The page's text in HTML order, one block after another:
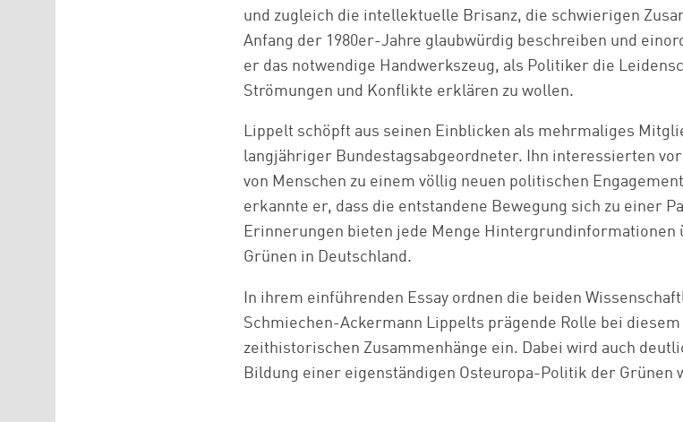
und zugleich die intellektuelle Brisanz, die schwierigen
Anfang der 1980er-Jahre glaubwürdig beschreiben und
er das notwendige Handwerkszeug, als Politiker die
Strömungen und Konflikte erklären zu wollen.
Lippelt schöpft aus seinen Einblicken als mehrmaliges
langjähriger Bundestagsabgeordneter. Ihn interessierten
von Menschen zu einem völlig neuen politischen
erkannte er, dass die entstandene Bewegung sich zu einer
Erinnerungen bieten jede Menge Hintergrundinformationen
Grünen in Deutschland.
In ihrem einführenden Essay ordnen die beiden
Schmiechen-Ackermann Lippelts prägende Rolle bei
zeithistorischen Zusammenhänge ein. Dabei wird auch
Bildung einer eigenständigen Osteuropa-Politik der Grünen
Zum Warenkorb